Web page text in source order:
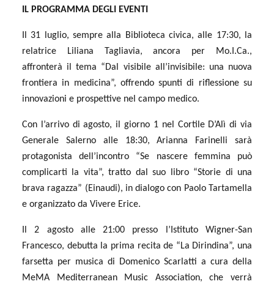
IL PROGRAMMA DEGLI EVENTI
Il 31 luglio, sempre alla Biblioteca civica, alle 17:30, la
relatrice Liliana Tagliavia, ancora per Mo.I.Ca.,
affronterà il tema “Dal visibile all’invisibile: una nuova
frontiera in medicina”, offrendo spunti di riflessione su
innovazioni e prospettive nel campo medico.
Con l’arrivo di agosto, il giorno 1 nel Cortile D’Alì di via
Generale Salerno alle 18:30, Arianna Farinelli sarà
protagonista dell’incontro “Se nascere femmina può
complicarti la vita”, tratto dal suo libro “Storie di una
brava ragazza” (Einaudi), in dialogo con Paolo Tartamella
e organizzato da Vivere Erice.
Il 2 agosto alle 21:00 presso l’Istituto Wigner-San
Francesco, debutta la prima recita de “La Dirindina”, una
farsetta per musica di Domenico Scarlatti a cura della
MeMA Mediterranean Music Association, che verrà